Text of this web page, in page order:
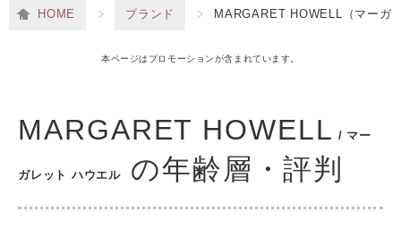
HOME ブランド MARGARET HOWELL（マーガ
本ページはプロモーションが含まれています。
MARGARET HOWELL / マー
ガレット ハウエルの年齢層・評判